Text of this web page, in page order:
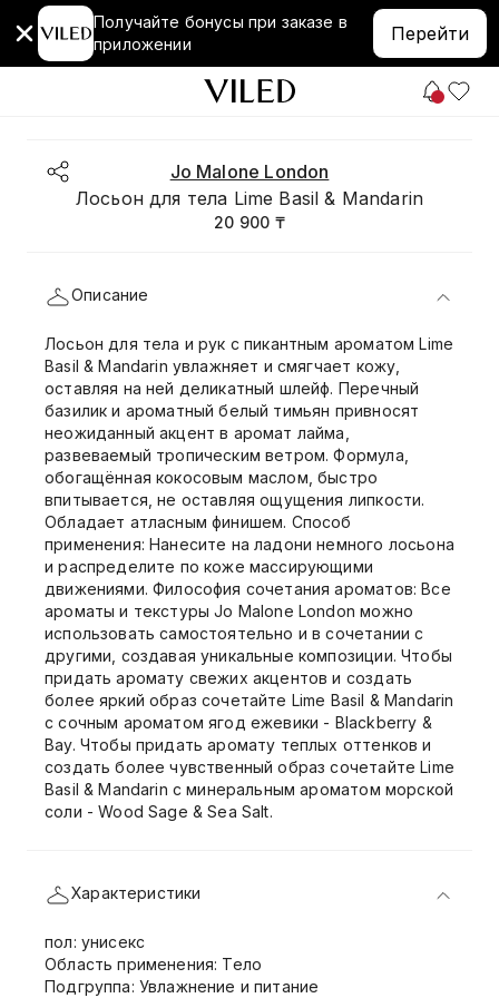
Получайте бонусы при заказе в
приложении
Перейти
Jo Malone London
Лосьон для тела Lime Basil & Mandarin
20 900 ₸
Описание
Лосьон для тела и рук с пикантным ароматом Lime
Basil & Mandarin увлажняет и смягчает кожу,
оставляя на ней деликатный шлейф. Перечный
базилик и ароматный белый тимьян привносят
неожиданный акцент в аромат лайма,
развеваемый тропическим ветром. Формула,
обогащённая кокосовым маслом, быстро
впитывается, не оставляя ощущения липкости.
Обладает атласным финишем. Способ
применения: Нанесите на ладони немного лосьона
и распределите по коже массирующими
движениями. Философия сочетания ароматов: Все
ароматы и текстуры Jo Malone London можно
использовать самостоятельно и в сочетании с
другими, создавая уникальные композиции. Чтобы
придать аромату свежих акцентов и создать
более яркий образ сочетайте Lime Basil & Mandarin
с сочным ароматом ягод ежевики - Blackberry &
Bay. Чтобы придать аромату теплых оттенков и
создать более чувственный образ сочетайте Lime
Basil & Mandarin с минеральным ароматом морской
соли - Wood Sage & Sea Salt.
Характеристики
пол: унисекс
Область применения: Тело
Подгруппа: Увлажнение и питание